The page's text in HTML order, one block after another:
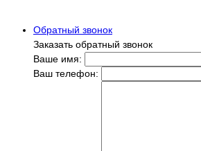
Обратный звонок
Заказать обратный звонок
Ваше имя:
Ваш телефон: